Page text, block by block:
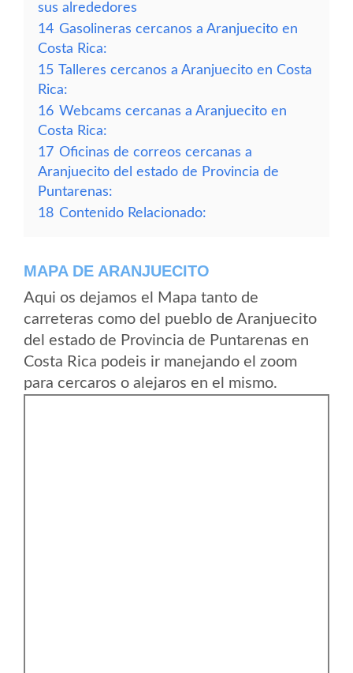
sus alrededores
14 Gasolineras cercanos a Aranjuecito en
Costa Rica:
15 Talleres cercanos a Aranjuecito en Costa
Rica:
16 Webcams cercanas a Aranjuecito en
Costa Rica:
17 Oficinas de correos cercanas a
Aranjuecito del estado de Provincia de
Puntarenas:
18 Contenido Relacionado:
MAPA DE ARANJUECITO
Aqui os dejamos el Mapa tanto de
carreteras como del pueblo de Aranjuecito
del estado de Provincia de Puntarenas en
Costa Rica podeis ir manejando el zoom
para cercaros o alejaros en el mismo.